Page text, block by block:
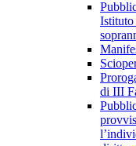
di III